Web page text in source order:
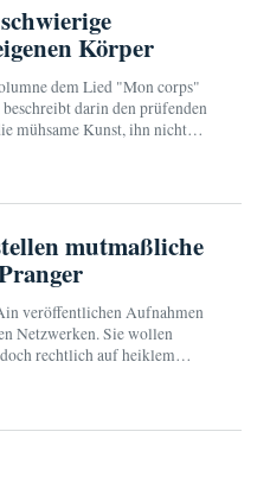
Körper
dem Lied "Mon corps"
darin den prüfenden
mühsame Kunst, ihn nicht
mutmaßliche
veröffentlichen Aufnahmen
Netzwerken. Sie wollen
rechtlich auf heiklem